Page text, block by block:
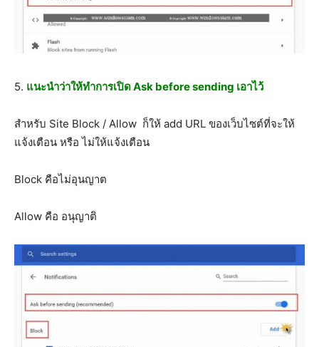
5. แนะนำว่าให้ทำการเปิด Ask before sending เอาไว้
สำหรับ Site Block / Allow ก็ให้ add URL ของเว็บไซต์ที่จะให้
แจ้งเตือน หรือ ไม่ให้แจ้งเตือน
Block คือไม่อุนญาต
Allow คือ อนุญาติ